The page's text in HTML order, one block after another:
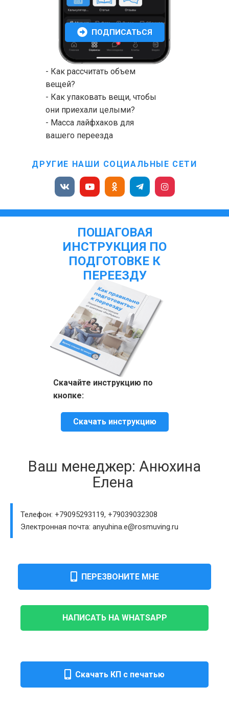
- Как рассчитать объем
вещей?
- Как упаковать вещи, чтобы
они приехали целыми?
- Масса лайфхаков для
вашего переезда
ПОДПИСАТЬСЯ
ДРУГИЕ НАШИ СОЦИАЛЬНЫЕ СЕТИ
ПОШАГОВАЯ
ИНСТРУКЦИЯ ПО
ПОДГОТОВКЕ К
ПЕРЕЕЗДУ
Скачайте инструкцию по
кнопке:
Скачать инструкцию
Ваш менеджер: Анюхина
Елена
Телефон: +79095293119, +79039032308
Электронная почта: anyuhina.e@rosmuving.ru
ПЕРЕЗВОНИТЕ МНЕ
НАПИСАТЬ НА WHATSAPP
Скачать КП с печатью